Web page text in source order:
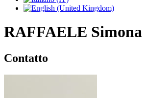
RAFFAELE Simona
Contatto